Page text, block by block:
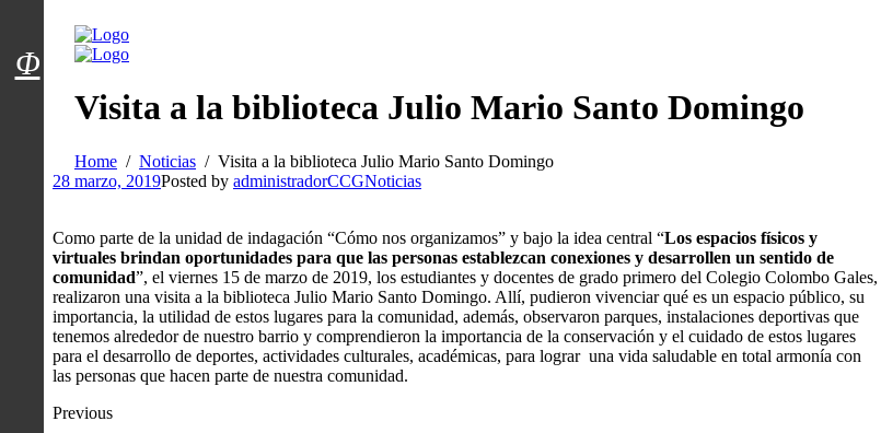
Menú usuarios
Visita a la biblioteca Julio Mario Santo Domingo
Home Noticias
Visita a la biblioteca Julio Mario Santo Domingo
28 marzo, 2019Posted by administradorCCGNoticias
Como parte de la unidad de indagación “Cómo nos organizamos” y bajo la idea central “Los espacios físicos y
virtuales brindan oportunidades para que las personas establezcan conexiones y desarrollen un sentido de
comunidad”, el viernes 15 de marzo de 2019, los estudiantes y docentes de grado primero del Colegio Colombo Gales,
realizaron una visita a la biblioteca Julio Mario Santo Domingo. Allí, pudieron vivenciar qué es un espacio público, su
importancia, la utilidad de estos lugares para la comunidad, además, observaron parques, instalaciones deportivas que
tenemos alrededor de nuestro barrio y comprendieron la importancia de la conservación y el cuidado de estos lugares
para el desarrollo de deportes, actividades culturales, académicas, para lograr una vida saludable en total armonía con
las personas que hacen parte de nuestra comunidad.
Previous
Φ